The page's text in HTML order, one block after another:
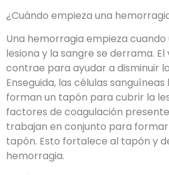
¿Cuándo empieza una
Una hemorragia empieza cuando
lesiona y la sangre se derrama.
contrae para ayudar a disminuir
Enseguida, las células
forman un tapón para cubrir la
factores de coagulación
trabajan en conjunto para
tapón. Esto fortalece al tapón y
hemorragia.